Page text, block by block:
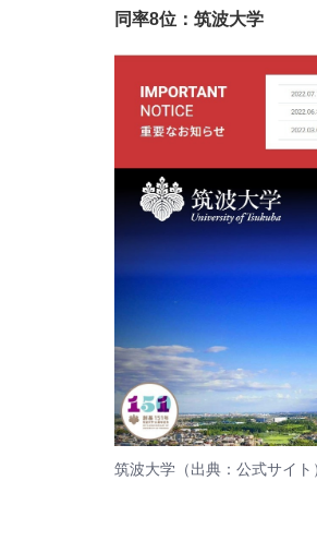
同率8位：筑波大学
筑波大学（出典： 公式サイト